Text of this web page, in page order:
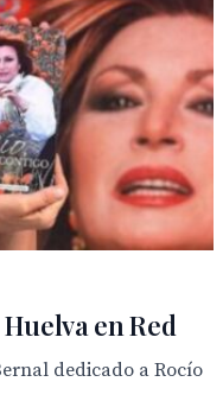
en Red
dedicado a Rocío